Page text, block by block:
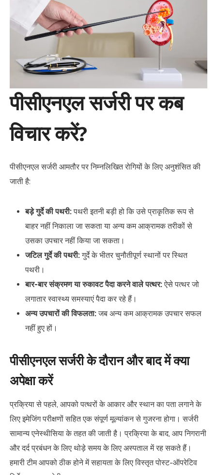
पीसीएनएल सर्जरी पर कब
विचार करें?
पीसीएनएल सर्जरी आमतौर पर निम्नलिखित रोगियों के लिए अनुशंसित की
जाती है:
बड़े गुर्दे की पथरी:पथरी इतनी बड़ी हो कि उसे प्राकृतिक रूप से
बाहर नहीं निकाला जा सकता या अन्य कम आक्रामक तरीकों से
उसका उपचार नहीं किया जा सकता।
जटिल गुर्दे की पथरी:गुर्दे के भीतर चुनौतीपूर्ण स्थानों पर स्थित
पथरी।
बार-बार संक्रमण या रुकावट पैदा करने वाले पत्थर:ऐसे पत्थर जो
लगातार स्वास्थ्य समस्याएं पैदा कर रहे हैं।
अन्य उपचारों की विफलता:जब अन्य कम आक्रामक उपचार सफल
नहीं हुए हों।
पीसीएनएल सर्जरी के दौरान और बाद में क्या
अपेक्षा करें
प्रक्रिया से पहले, आपको पत्थरों के आकार और स्थान का पता लगाने के
लिए इमेजिंग परीक्षणों सहित एक संपूर्ण मूल्यांकन से गुजरना होगा। सर्जरी
सामान्य एनेस्थीसिया के तहत की जाती है। प्रक्रिया के बाद, आप निगरानी
और दर्द प्रबंधन के लिए थोड़े समय के लिए अस्पताल में रह सकते हैं।
हमारी टीम आपको ठीक होने में सहायता के लिए विस्तृत पोस्ट-ऑपरेटिव